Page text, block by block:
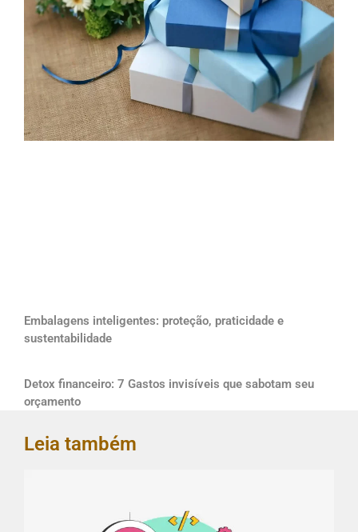
Embalagens inteligentes: proteção, praticidade e
sustentabilidade
Detox financeiro: 7 Gastos invisíveis que sabotam seu
orçamento
Leia também